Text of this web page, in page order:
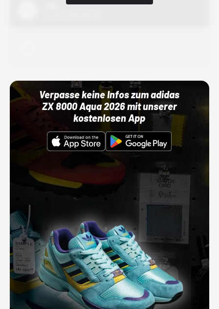
Verpasse keine Infos zum adidas
ZX 8000 Aqua 2026 mit unserer
kostenlosen App